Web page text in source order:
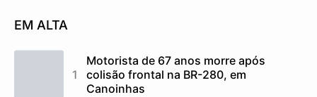
EM ALTA
Motorista de 67 anos morre após
colisão frontal na BR-280, em
Canoinhas